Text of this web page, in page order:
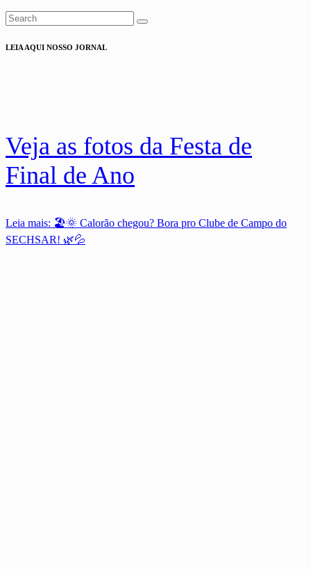
LEIA AQUI NOSSO JORNAL
Veja as fotos da Festa de
Final de Ano
Leia mais: 🏖️🌞 Calorão chegou? Bora pro Clube de Campo do
SECHSAR! 🌿💦